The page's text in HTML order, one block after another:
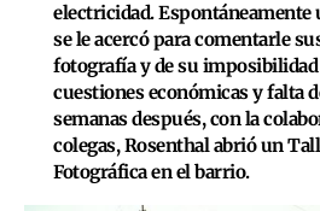
electricidad. Espontáneamente
se le acercó para comentarle
fotografía y de su
cuestiones económicas y falta
semanas después, con la
colegas, Rosenthal abrió un
Fotográfica en el barrio.